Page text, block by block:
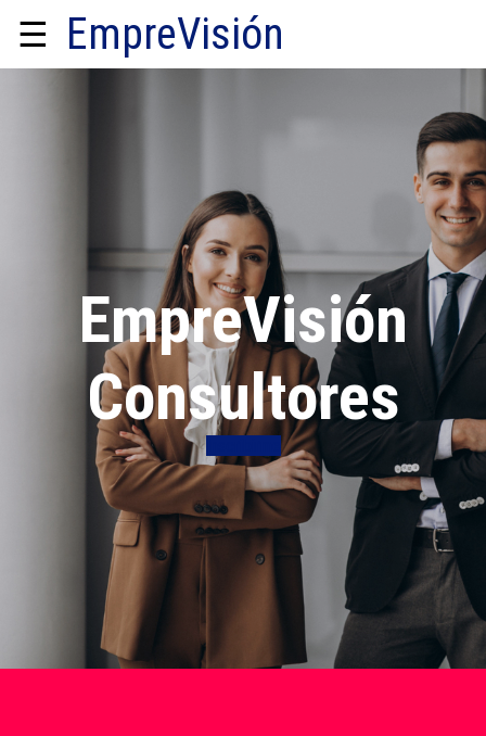
☰ EmpreVisión
EmpreVisión
Consultores
Inscribirme